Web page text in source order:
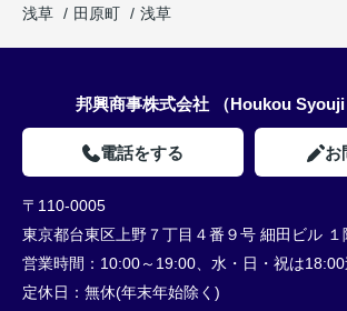
浅草
田原町 浅草
邦興商事株式会社 （Houkou Syouji
電話をする お
〒110-0005
東京都台東区上野７丁目４番９号 細田ビル １
営業時間： 10:00～19:00、水・日・祝は18:00
定休日： 無休(年末年始除く)